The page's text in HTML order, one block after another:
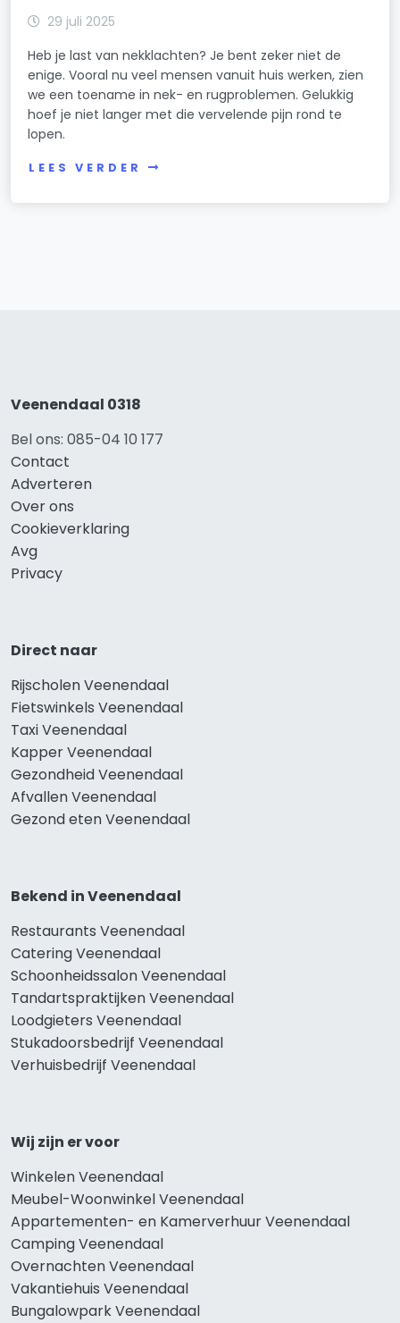
29 juli 2025
Heb je last van nekklachten? Je bent zeker niet de
enige. Vooral nu veel mensen vanuit huis werken, zien
we een toename in nek- en rugproblemen. Gelukkig
hoef je niet langer met die vervelende pijn rond te
lopen.
LEES VERDER
Veenendaal 0318
Bel ons: 085-04 10 177
Contact
Adverteren
Over ons
Cookieverklaring
Avg
Privacy
Direct naar
Rijscholen Veenendaal
Fietswinkels Veenendaal
Taxi Veenendaal
Kapper Veenendaal
Gezondheid Veenendaal
Afvallen Veenendaal
Gezond eten Veenendaal
Bekend in Veenendaal
Restaurants Veenendaal
Catering Veenendaal
Schoonheidssalon Veenendaal
Tandartspraktijken Veenendaal
Loodgieters Veenendaal
Stukadoorsbedrijf Veenendaal
Verhuisbedrijf Veenendaal
Wij zijn er voor
Winkelen Veenendaal
Meubel-Woonwinkel Veenendaal
Appartementen- en Kamerverhuur Veenendaal
Camping Veenendaal
Overnachten Veenendaal
Vakantiehuis Veenendaal
Bungalowpark Veenendaal